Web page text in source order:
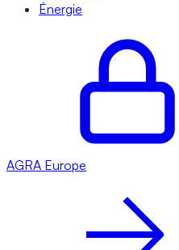
Énergie
AGRA Europe